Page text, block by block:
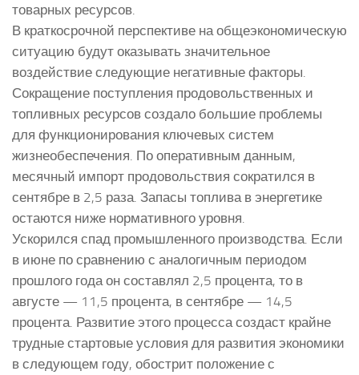
товарных ресурсов.
В краткосрочной перспективе на общеэкономическую
ситуацию будут оказывать значительное
воздействие следующие негативные факторы.
Сокращение поступления продовольственных и
топливных ресурсов создало большие проблемы
для функционирования ключевых систем
жизнеобеспечения. По оперативным данным,
месячный импорт продовольствия сократился в
сентябре в 2,5 раза. Запасы топлива в энергетике
остаются ниже нормативного уровня.
Ускорился спад промышленного производства. Если
в июне по сравнению с аналогичным периодом
прошлого года он составлял 2,5 процента, то в
августе — 11,5 процента, в сентябре — 14,5
процента. Развитие этого процесса создаст крайне
трудные стартовые условия для развития экономики
в следующем году, обострит положение с